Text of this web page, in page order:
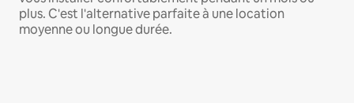
plus. C'est l'alternative parfaite à une location
moyenne ou longue durée.